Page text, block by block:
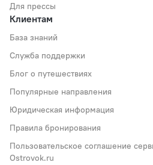
Для прессы
Клиентам
База знаний
Служба поддержки
Блог о путешествиях
Популярные направления
Юридическая информация
Правила бронирования
Пользовательское соглашение
Ostrovok.ru